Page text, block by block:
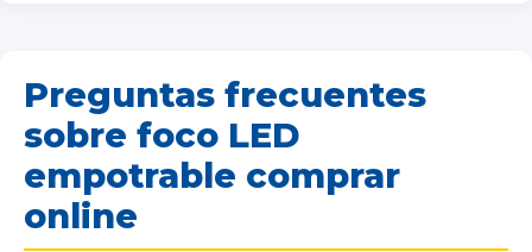
Preguntas frecuentes
sobre foco LED
empotrable comprar
online